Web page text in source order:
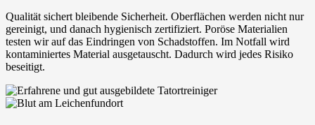
Qualität sichert bleibende Sicherheit. Oberflächen werden nicht nur
gereinigt, und danach hygienisch zertifiziert. Poröse Materialien
testen wir auf das Eindringen von Schadstoffen. Im Notfall wird
kontaminiertes Material ausgetauscht. Dadurch wird jedes Risiko
beseitigt.